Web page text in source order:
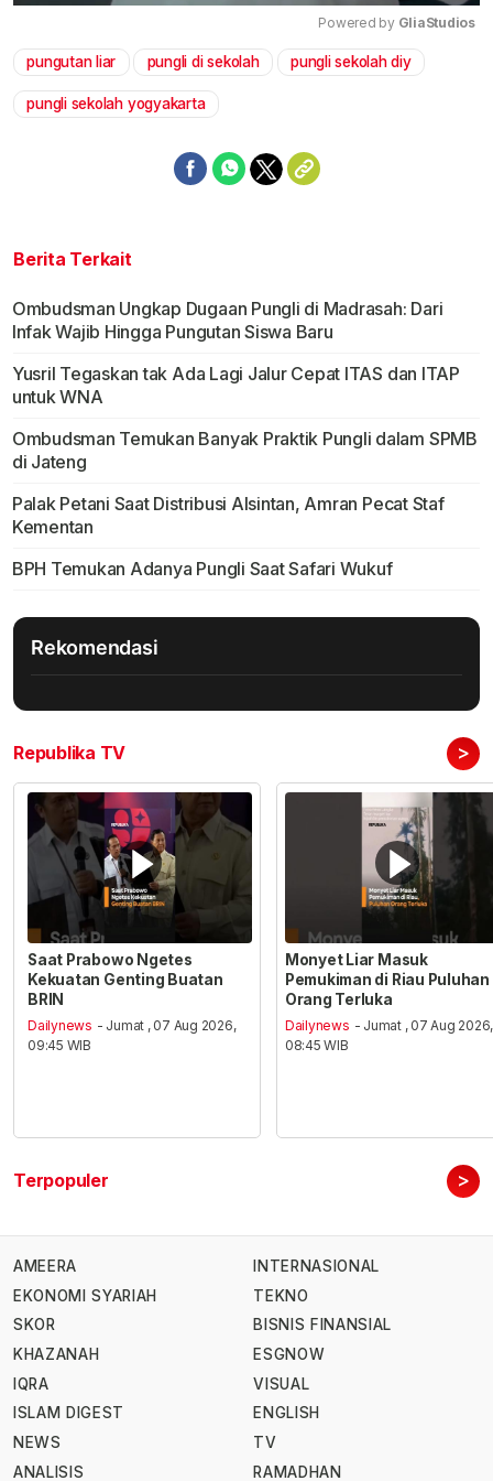
Mute
Powered by GliaStudios
pungutan liar pungli di sekolah pungli sekolah diy
pungli sekolah yogyakarta
Berita Terkait
Ombudsman Ungkap Dugaan Pungli di Madrasah: Dari
Infak Wajib Hingga Pungutan Siswa Baru
Yusril Tegaskan tak Ada Lagi Jalur Cepat ITAS dan ITAP
untuk WNA
Ombudsman Temukan Banyak Praktik Pungli dalam SPMB
di Jateng
Palak Petani Saat Distribusi Alsintan, Amran Pecat Staf
Kementan
BPH Temukan Adanya Pungli Saat Safari Wukuf
Rekomendasi
Republika TV >
Saat Prabowo Ngetes
Kekuatan Genting Buatan
BRIN
Dailynews - Jumat , 07 Aug 2026,
09:45 WIB
Monyet Liar Masuk
Pemukiman di Riau Puluhan
Orang Terluka
Dailynews - Jumat , 07 Aug 2026,
08:45 WIB
Terpopuler >
AMEERA
EKONOMI SYARIAH
SKOR
KHAZANAH
IQRA
ISLAM DIGEST
NEWS
ANALISIS
INTERNASIONAL
TEKNO
BISNIS FINANSIAL
ESGNOW
VISUAL
ENGLISH
TV
RAMADHAN